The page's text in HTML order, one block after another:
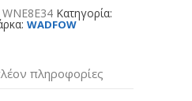
WNE8E34 Κατηγορία:
WADFOW
πληροφορίες